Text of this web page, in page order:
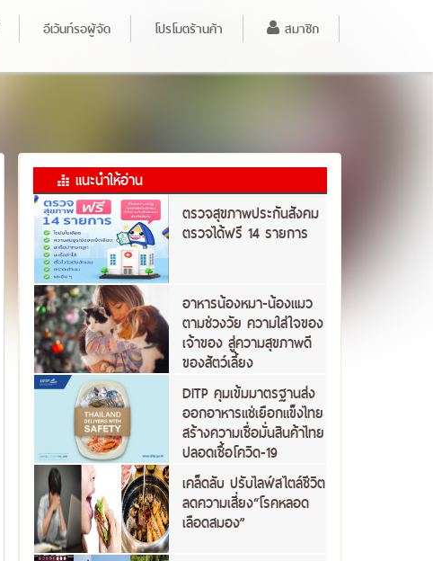
อีเว้นท์รอผู้จัด โปรโมตร้านค้า สมาชิก
แนะนำให้อ่าน
ตรวจสุขภาพประกันสังคม
ตรวจได้ฟรี 14 รายการ
อาหารน้องหมา-น้องแมว
ตามช่วงวัย ความใส่ใจของ
เจ้าของ สู่ความสุขภาพดี
ของสัตว์เลี้ยง
DITP คุมเข้มมาตรฐานส่ง
ออกอาหารแช่เยือกแข็งไทย
สร้างความเชื่อมั่นสินค้าไทย
ปลอดเชื้อโควิด-19
เคล็ดลับ ปรับไลฟ์สไตล์ชีวิต
ลดความเสี่ยง“โรคหลอด
เลือดสมอง”